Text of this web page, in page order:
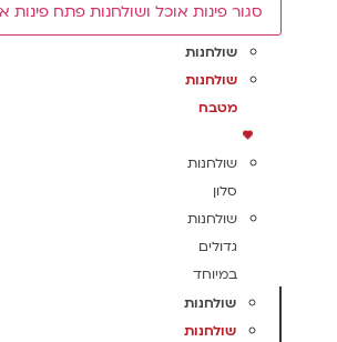
סגור פינות אוכל ושולחנות פתח פינות
שולחנות
שולחנות
מטבח
שולחנות
סלון
שולחנות
גדולים
במיוחד
שולחנות
שולחנות